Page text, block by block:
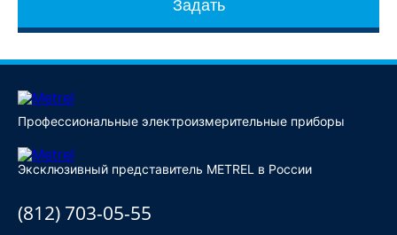
Задать
Профессиональные электроизмерительные приборы
Эксклюзивный представитель METREL в России
(812) 703-05-55